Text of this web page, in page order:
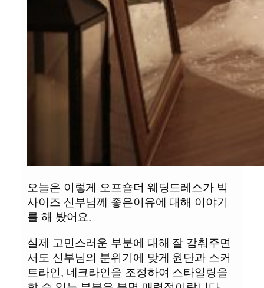
오늘은 이렇게 오프숄더 웨딩드레스가 빅
사이즈 신부님께 좋은이유에 대해 이야기
를 해 봤어요.
실제 고민스러운 부분에 대해 잘 감춰주면
서도 신부님의 분위기에 맞게 원단과 스커
트라인, 네크라인을 조정하여 스타일링을